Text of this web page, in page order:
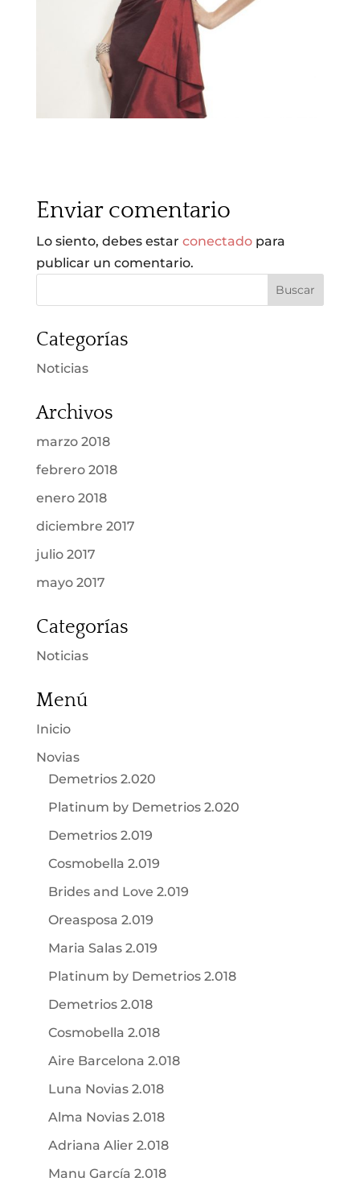
Enviar comentario
Lo siento, debes estar conectadopara
publicar un comentario.
Categorías
Noticias
Archivos
marzo 2018
febrero 2018
enero 2018
diciembre 2017
julio 2017
mayo 2017
Categorías
Noticias
Menú
Inicio
Novias
Demetrios 2.020
Platinum by Demetrios 2.020
Demetrios 2.019
Cosmobella 2.019
Brides and Love 2.019
Oreasposa 2.019
Maria Salas 2.019
Platinum by Demetrios 2.018
Demetrios 2.018
Cosmobella 2.018
Aire Barcelona 2.018
Luna Novias 2.018
Alma Novias 2.018
Adriana Alier 2.018
Manu García 2.018